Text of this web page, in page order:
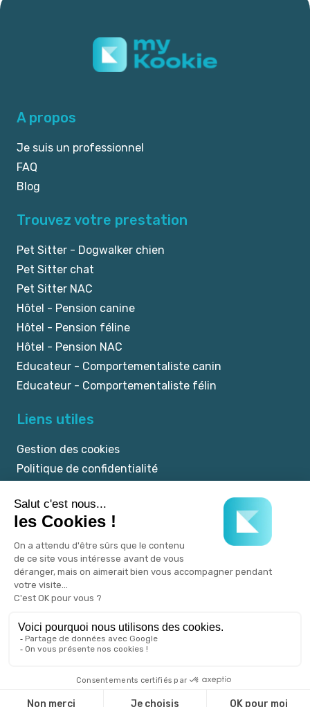
A propos
Je suis un professionnel
FAQ
Blog
Trouvez votre prestation
Pet Sitter - Dogwalker chien
Pet Sitter chat
Pet Sitter NAC
Hôtel - Pension canine
Hôtel - Pension féline
Hôtel - Pension NAC
Educateur - Comportementaliste canin
Educateur - Comportementaliste félin
Liens utiles
Gestion des cookies
Politique de confidentialité
CGU
Un service Kookie.pet.
♡par l'agence Publicom.